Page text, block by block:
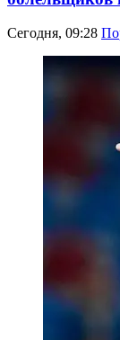
Сегодня, 09:28